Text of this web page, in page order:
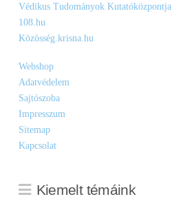
Védikus Tudományok Kutatóközpontja
108.hu
Közösség.krisna.hu
Webshop
Adatvédelem
Sajtószoba
Impresszum
Sitemap
Kapcsolat
Kiemelt témáink